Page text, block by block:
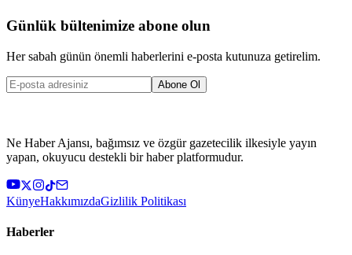
Günlük bültenimize abone olun
Her sabah günün önemli haberlerini e-posta kutunuza getirelim.
Abone Ol
Ne Haber Ajansı, bağımsız ve özgür gazetecilik ilkesiyle yayın
yapan, okuyucu destekli bir haber platformudur.
KünyeHakkımızdaGizlilik Politikası
Haberler